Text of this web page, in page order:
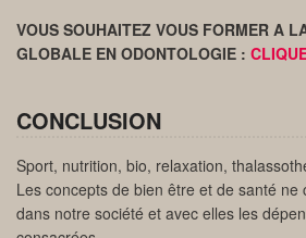
VOUS SOUHAITEZ VOUS FORMER A
GLOBALE EN ODONTOLOGIE :
CONCLUSION
Sport, nutrition, bio, relaxation,
Les concepts de bien être et de santé ne
dans notre société et avec elles les